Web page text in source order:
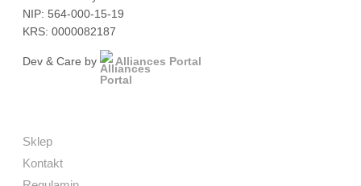
NIP: 564-000-15-19
KRS: 0000082187
Dev & Care by Alliances Portal
Sklep
Kontakt